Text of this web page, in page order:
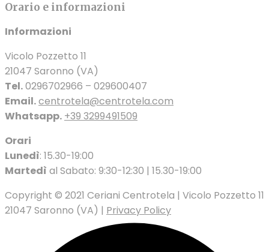
Orario e informazioni
Informazioni
Vicolo Pozzetto 11
21047 Saronno (VA)
Tel.0296702966 – 029600407
Email.centrotela@centrotela.com
Whatsapp. +39 3299491509
Orari
Lunedì: 15.30-19:00
Martedì al Sabato: 9:30-12:30 | 15.30-19:00
Copyright © 2021 Ceriani Centrotela | Vicolo Pozzetto 11
21047 Saronno (VA) | Privacy Policy